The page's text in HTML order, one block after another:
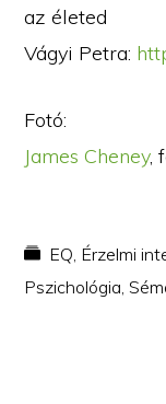
az életed
Vágyi Petra:
Fotó:
James Cheney,
EQ, Érzelmi
Pszichológia,